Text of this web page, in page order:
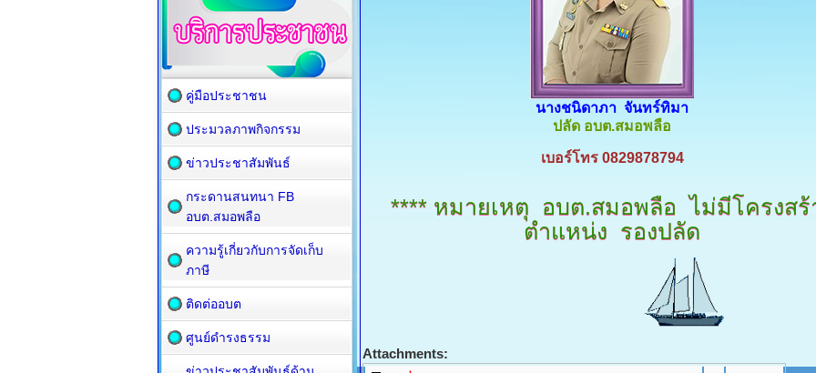
นางชนิดาภา จันทร์ทิมา
ปลัด อบต.สมอพลือ
เบอร์โทร 0829878794
****หมายเหตุ อบต.สมอพลือ ไม่มีโครงสร้
ตำแหน่ง รองปลัด
Attachments:
คู่มือประชาชน
ประมวลภาพกิจกรรม
ข่าวประชาสัมพันธ์
กระดานสนทนา FB
อบต.สมอพลือ
ความรู้เกี่ยวกับการจัดเก็บ
ภาษี
ติดต่ออบต
ศูนย์ดำรงธรรม